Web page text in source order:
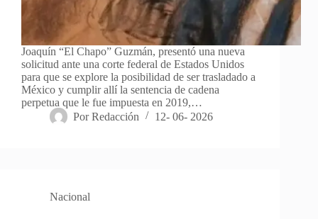
Joaquín “El Chapo” Guzmán, presentó una nueva
solicitud ante una corte federal de Estados Unidos
para que se explore la posibilidad de ser trasladado a
México y cumplir allí la sentencia de cadena
perpetua que le fue impuesta en 2019,…
Por Redacción 12- 06- 2026
Nacional